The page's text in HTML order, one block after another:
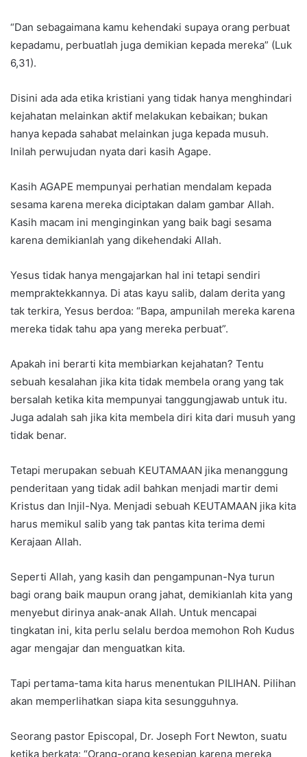
“Dan sebagaimana kamu kehendaki supaya orang perbuat
kepadamu, perbuatlah juga demikian kepada mereka” (Luk
6,31).
Disini ada ada etika kristiani yang tidak hanya menghindari
kejahatan melainkan aktif melakukan kebaikan; bukan
hanya kepada sahabat melainkan juga kepada musuh.
Inilah perwujudan nyata dari kasih Agape.
Kasih AGAPE mempunyai perhatian mendalam kepada
sesama karena mereka diciptakan dalam gambar Allah.
Kasih macam ini menginginkan yang baik bagi sesama
karena demikianlah yang dikehendaki Allah.
Yesus tidak hanya mengajarkan hal ini tetapi sendiri
mempraktekkannya. Di atas kayu salib, dalam derita yang
tak terkira, Yesus berdoa: “Bapa, ampunilah mereka karena
mereka tidak tahu apa yang mereka perbuat”.
Apakah ini berarti kita membiarkan kejahatan? Tentu
sebuah kesalahan jika kita tidak membela orang yang tak
bersalah ketika kita mempunyai tanggungjawab untuk itu.
Juga adalah sah jika kita membela diri kita dari musuh yang
tidak benar.
Tetapi merupakan sebuah KEUTAMAAN jika menanggung
penderitaan yang tidak adil bahkan menjadi martir demi
Kristus dan Injil-Nya. Menjadi sebuah KEUTAMAAN jika kita
harus memikul salib yang tak pantas kita terima demi
Kerajaan Allah.
Seperti Allah, yang kasih dan pengampunan-Nya turun
bagi orang baik maupun orang jahat, demikianlah kita yang
menyebut dirinya anak-anak Allah. Untuk mencapai
tingkatan ini, kita perlu selalu berdoa memohon Roh Kudus
agar mengajar dan menguatkan kita.
Tapi pertama-tama kita harus menentukan PILIHAN. Pilihan
akan memperlihatkan siapa kita sesungguhnya.
Seorang pastor Episcopal, Dr. Joseph Fort Newton, suatu
ketika berkata: “Orang-orang kesepian karena mereka